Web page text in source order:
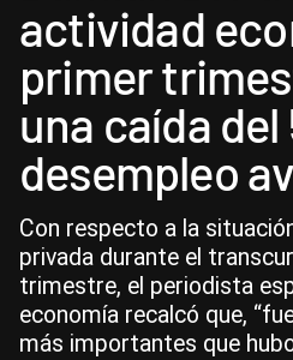
actividad
primer
una caída del
desempleo
Con respecto a la
privada durante el
trimestre, el periodista
economía recalcó que,
más importantes que